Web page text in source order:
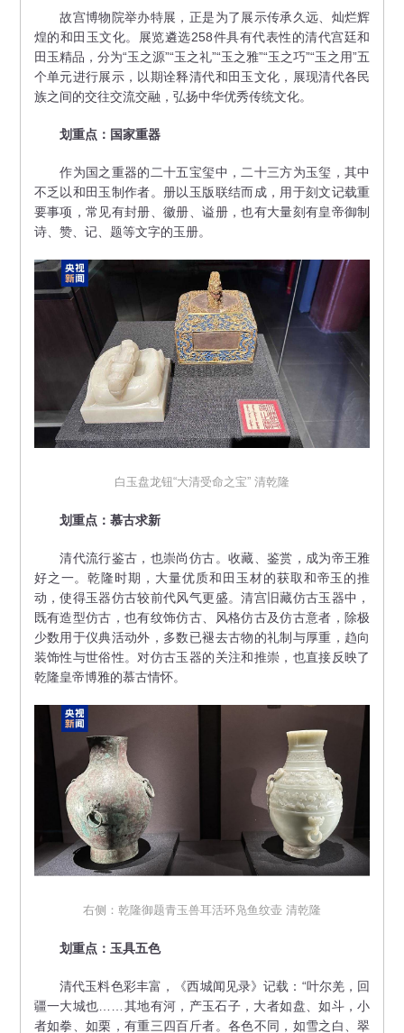
故宫博物院举办特展，正是为了展示传承久远、灿烂辉
煌的和田玉文化。展览遴选258件具有代表性的清代宫廷和
田玉精品，分为“玉之源”“玉之礼”“玉之雅”“玉之巧”“玉之用”五
个单元进行展示，以期诠释清代和田玉文化，展现清代各民
族之间的交往交流交融，弘扬中华优秀传统文化。
划重点：国家重器
作为国之重器的二十五宝玺中，二十三方为玉玺，其中
不乏以和田玉制作者。册以玉版联结而成，用于刻文记载重
要事项，常见有封册、徽册、谥册，也有大量刻有皇帝御制
诗、赞、记、题等文字的玉册。
白玉盘龙钮“大清受命之宝” 清乾隆
划重点：慕古求新
清代流行鉴古，也崇尚仿古。收藏、鉴赏，成为帝王雅
好之一。乾隆时期，大量优质和田玉材的获取和帝玉的推
动，使得玉器仿古较前代风气更盛。清宫旧藏仿古玉器中，
既有造型仿古，也有纹饰仿古、风格仿古及仿古意者，除极
少数用于仪典活动外，多数已褪去古物的礼制与厚重，趋向
装饰性与世俗性。对仿古玉器的关注和推崇，也直接反映了
乾隆皇帝博雅的慕古情怀。
右侧：乾隆御题青玉兽耳活环凫鱼纹壶 清乾隆
划重点：玉具五色
清代玉料色彩丰富，《西城闻见录》记载：“叶尔羌，回
疆一大城也……其地有河，产玉石子，大者如盘、如斗，小
者如拳、如栗，有重三四百斤者。各色不同，如雪之白、翠